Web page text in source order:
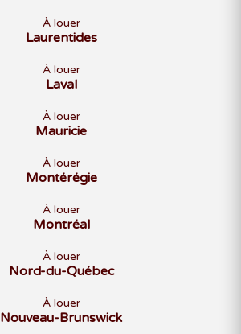
À louer
Laurentides
À louer
Laval
À louer
Mauricie
À louer
Montérégie
À louer
Montréal
À louer
Nord-du-Québec
À louer
Nouveau-Brunswick